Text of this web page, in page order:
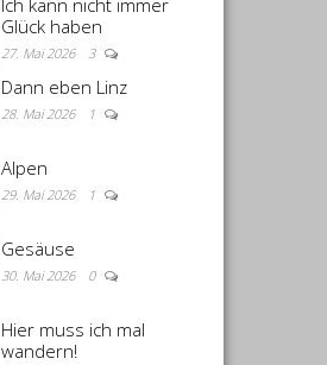
Ich kann nicht immer
Glück haben
27. Mai 2026 3
Dann eben Linz
28. Mai 2026 1
Alpen
29. Mai 2026 1
Gesäuse
30. Mai 2026 0
Hier muss ich mal
wandern!